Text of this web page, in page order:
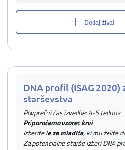
Dodaj žival
DNA profil (ISAG 2020)
starševstva
Povprečni čas izvedbe: 4-5 tednov
Priporočamo vzorec krvi
Izberitele za mladiča, ki mu želite
Za potencialne starše izberi DNA